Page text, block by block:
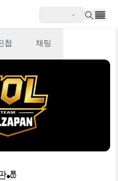
첩 채팅
🎳